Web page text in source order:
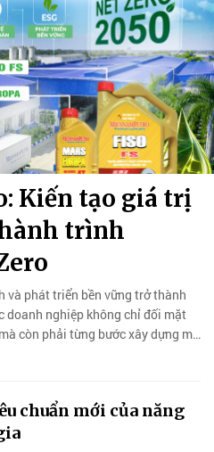
Kiến tạo giá trị
trình
và phát triển bền vững trở thành
doanh nghiệp không chỉ đối mặt
còn phải từng bước xây dựng mô
trường.
chuẩn mới của năng